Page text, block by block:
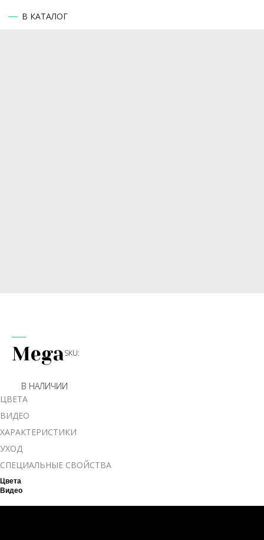
В КАТАЛОГ
MegaSKU:
В НАЛИЧИИ
ЦВЕТА
ВИДЕО
ХАРАКТЕРИСТИКИ
УХОД
СПЕЦИАЛЬНЫЕ СВОЙСТВА
Цвета
Видео